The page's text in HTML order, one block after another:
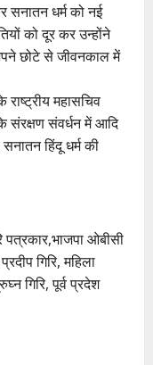
सनातन धर्म को नई
को दूर कर उन्होंने
अपने छोटे से जीवनकाल में
राष्ट्रीय महासचिव
संरक्षण संवर्धन में आदि
हिंदू धर्म की
पत्रकार,भाजपा ओबीसी
गिरि, महिला
गिरि, पूर्व प्रदेश